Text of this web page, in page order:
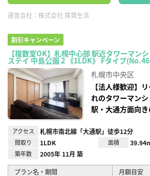
運営会社： 株式会社 賃貸生活
割引キャンペーン
【複数室OK】札幌中心部 駅近タワーマン
ステイ 中島公園２《1LDK》 Fタイプ
札幌市中央区
【法人様歓迎】
れのタワーマン
駅・大通方面向
アクセス 札幌市南北線「大通駅」徒歩12分
間取り 1LDK 面積
築年数 2005年 11月 築
プラン名・期間
月額目安